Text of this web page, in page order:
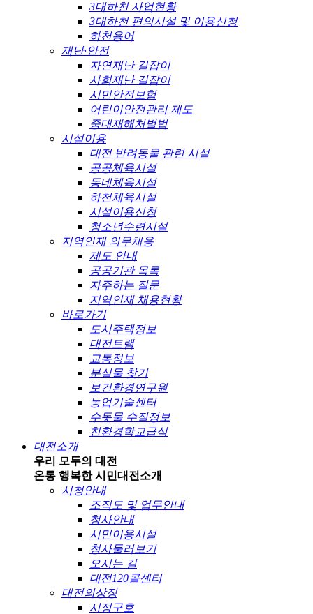
3대하천 사업현황
3대하천 편의시설 및 이용신청
하천용어
재난·안전
자연재난 길잡이
사회재난 길잡이
시민안전보험
어린이안전관리 제도
중대재해처벌법
시설이용
대전 반려동물 관련 시설
공공체육시설
동네체육시설
하천체육시설
시설이용신청
청소년수련시설
지역인재 의무채용
제도 안내
공공기관 목록
자주하는 질문
지역인재 채용현황
바로가기
도시주택정보
대전트램
교통정보
분실물 찾기
보건환경연구원
농업기술센터
수돗물 수질정보
친환경학교급식
대전소개
우리 모두의 대전
온통 행복한 시민대전소개
시청안내
조직도 및 업무안내
청사안내
시민이용시설
청사둘러보기
오시는 길
대전120콜센터
대전의상징
시정구호